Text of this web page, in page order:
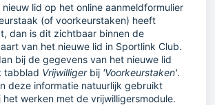
lid op het online aanmeldformulier
(of voorkeurstaken) heeft
dan is dit zichtbaar binnen de
van het nieuwe lid in Sportlink Club.
bij de gegevens van het nieuwe lid
tabblad Vrijwilligerbij 'Voorkeurstaken'.
deze informatie natuurlijk gebruikt
het werken met de vrijwilligersmodule.